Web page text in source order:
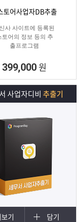
토어사업자DB추출
사 사이트에 등록된
토어의 정보 등의 추
출프로그램
399,000 원
사업자디비 추출기
기 담기